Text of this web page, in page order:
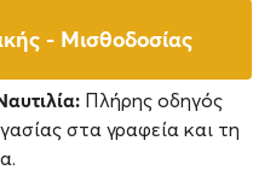
Πλήρης οδηγός
στα γραφεία και τη